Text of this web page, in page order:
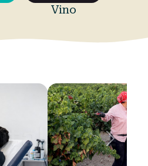
Vino
Next